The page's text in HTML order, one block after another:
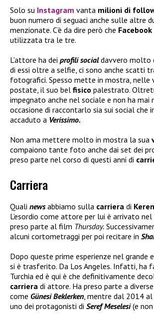
Solo su Instagram vanta milioni di
buon numero di seguaci anche sulle altre
menzionate. C’è da dire però che Facebook
utilizzata tra le tre.
L’attore ha dei profili socialdavvero molto
di essi oltre a selfie, ci sono anche scatti
fotografici. Spesso mette in mostra, nelle
postate, il suo bel fisico palestrato.
impegnato anche nel sociale e non ha mai
occasione di raccontarlo sia sui social che
accaduto a Verissimo.
Non ama mettere molto in mostra la sua
compaiono tante foto anche dai set dei
preso parte nel corso di questi anni di
Carriera
Quali newsabbiamo sulla carriera di
L’esordio come attore per lui è arrivato
preso parte al film Thursday.
alcuni cortometraggi per poi recitare in
Dopo queste prime esperienze nel grande
si è trasferito. Da Los Angeles. Infatti, ha
Turchia ed è qui è che definitivamente
carriera di attore. Ha preso parte a
come Günesi Beklerken, mentre dal 2014
uno dei protagonisti di Seref Meselesi(e